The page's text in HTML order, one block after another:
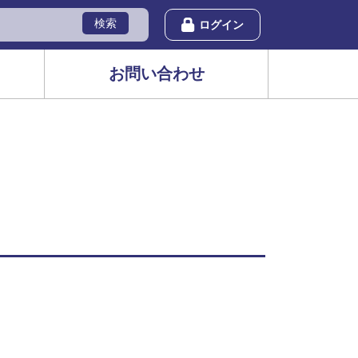
検索 ログイン
お問い合わせ